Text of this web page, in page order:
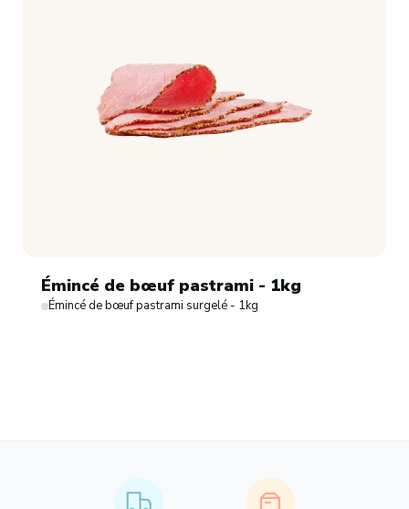
Émincé de bœuf pastrami - 1kg
Émincé de bœuf pastrami surgelé - 1kg